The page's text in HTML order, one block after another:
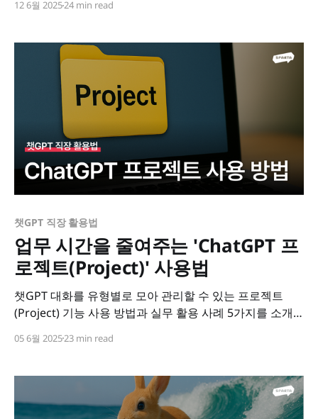
12 6월 202524 min read
챗GPT 직장 활용법
업무 시간을 줄여주는 'ChatGPT 프
로젝트(Project)' 사용법
챗GPT 대화를 유형별로 모아 관리할 수 있는 프로젝트
(Project) 기능 사용 방법과 실무 활용 사례 5가지를 소개
05 6월 202523 min read